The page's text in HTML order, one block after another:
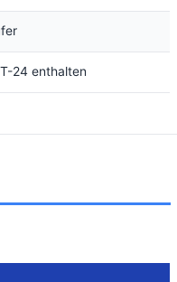
24 enthalten